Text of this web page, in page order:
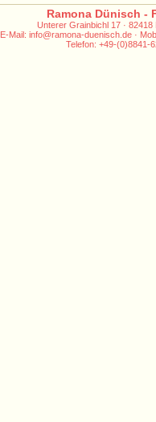
Ramona Dünisch -
Unterer Grainbichl 17 ·
E-Mail: info@ramona-duenisch.de ·
Telefon: +49-(0)8841-